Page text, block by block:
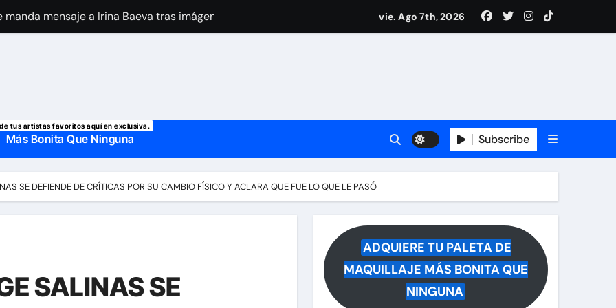
manda mensaje a Irina Baeva tras imágenes junto a Giovanni Medina y revela lo que muchos querían saber
vie. Ago 7th, 2026
tus artistas favoritos aquí en exclusiva.
Más Bonita Que Ninguna Subscribe
SE DEFIENDE DE CRÍTICAS POR SU CAMBIO FÍSICO Y ACLARA QUE FUE LO QUE LE PASÓ
SALINAS SE
ADQUIERE TU PALETA DE
MAQUILLAJE MÁS BONITA QUE
NINGUNA